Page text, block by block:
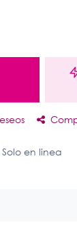
Solo en linea